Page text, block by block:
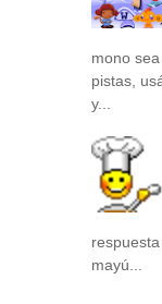
mono
pistas,
y...
mayú...